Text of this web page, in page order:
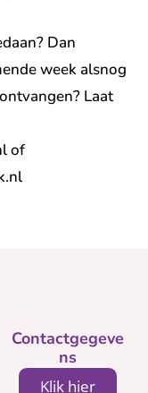
Dan
week alsnog
Laat
of
Contactgegeve
ns
Klik hier